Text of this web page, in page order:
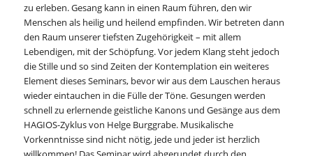
zu erleben. Gesang kann in einen Raum führen, den wir
Menschen als heilig und heilend empfinden. Wir betreten dann
den Raum unserer tiefsten Zugehörigkeit – mit allem
Lebendigen, mit der Schöpfung. Vor jedem Klang steht jedoch
die Stille und so sind Zeiten der Kontemplation ein weiteres
Element dieses Seminars, bevor wir aus dem Lauschen heraus
wieder eintauchen in die Fülle der Töne. Gesungen werden
schnell zu erlernende geistliche Kanons und Gesänge aus dem
HAGIOS-Zyklus von Helge Burggrabe. Musikalische
Vorkenntnisse sind nicht nötig, jede und jeder ist herzlich